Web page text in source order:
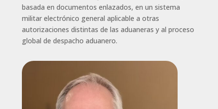
basada en documentos enlazados, en un sistema
militar electrónico general aplicable a otras
autorizaciones distintas de las aduaneras y al proceso
global de despacho aduanero.